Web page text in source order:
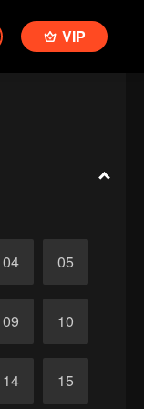
VIP
04 05
09 10
14 15